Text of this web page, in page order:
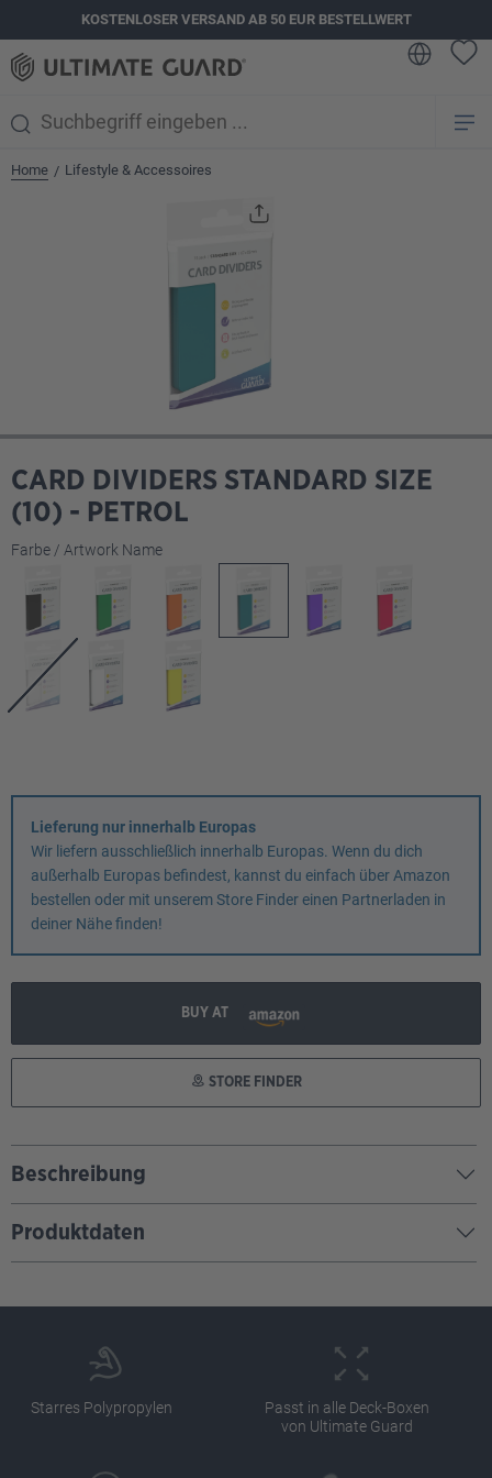
springenKOSTENLOSER VERSAND AB 50 EUR BESTELLWERT
Home / Lifestyle & Accessoires
CARD DIVIDERS STANDARD SIZE
(10) - PETROL
Farbe / Artwork Nameauswählen
Lieferung nur innerhalb Europas
Wir liefern ausschließlich innerhalb Europas. Wenn du dich
außerhalb Europas befindest, kannst du einfach über Amazon
bestellen oder mit unserem Store Finder einen Partnerladen in
deiner Nähe finden!
BUY AT
STORE FINDER
Beschreibung
Produktdaten
Starres Polypropylen
Passt in alle Deck-Boxen
von Ultimate Guard